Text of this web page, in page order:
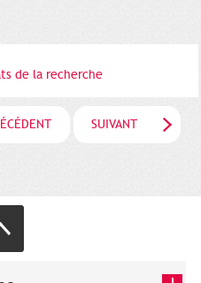
de la recherche
SUIVANT